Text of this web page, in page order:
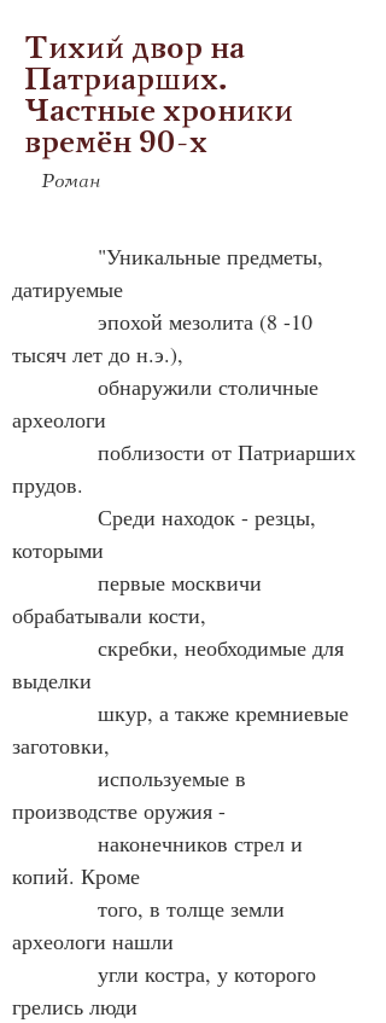
Тихий двор на
Патриарших.
Частные хроники
времён 90-х
Роман
"Уникальные предметы,
датируемые
эпохой мезолита (8 -10
тысяч лет до н.э.),
обнаружили столичные
археологи
поблизости от Патриарших
прудов.
Среди находок - резцы,
которыми
первые москвичи
обрабатывали кости,
скребки, необходимые для
выделки
шкур, а также кремниевые
заготовки,
используемые в
производстве оружия -
наконечников стрел и
копий. Кроме
того, в толще земли
археологи нашли
угли костра, у которого
грелись люди